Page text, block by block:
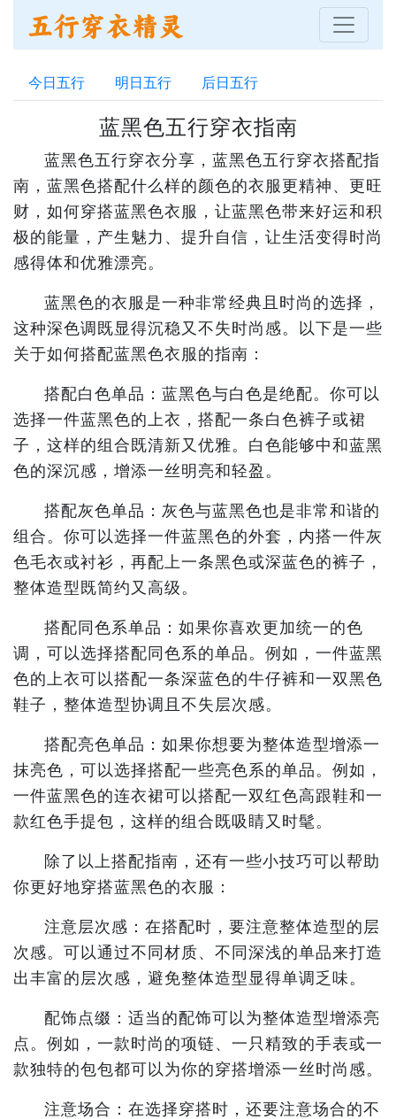
今日五行 明日五行 后日五行
蓝黑色五行穿衣指南
蓝黑色五行穿衣分享，蓝黑色五行穿衣搭配指
南，蓝黑色搭配什么样的颜色的衣服更精神、更旺
财，如何穿搭蓝黑色衣服，让蓝黑色带来好运和积
极的能量，产生魅力、提升自信，让生活变得时尚
感得体和优雅漂亮。
蓝黑色的衣服是一种非常经典且时尚的选择，
这种深色调既显得沉稳又不失时尚感。以下是一些
关于如何搭配蓝黑色衣服的指南：
搭配白色单品：蓝黑色与白色是绝配。你可以
选择一件蓝黑色的上衣，搭配一条白色裤子或裙
子，这样的组合既清新又优雅。白色能够中和蓝黑
色的深沉感，增添一丝明亮和轻盈。
搭配灰色单品：灰色与蓝黑色也是非常和谐的
组合。你可以选择一件蓝黑色的外套，内搭一件灰
色毛衣或衬衫，再配上一条黑色或深蓝色的裤子，
整体造型既简约又高级。
搭配同色系单品：如果你喜欢更加统一的色
调，可以选择搭配同色系的单品。例如，一件蓝黑
色的上衣可以搭配一条深蓝色的牛仔裤和一双黑色
鞋子，整体造型协调且不失层次感。
搭配亮色单品：如果你想要为整体造型增添一
抹亮色，可以选择搭配一些亮色系的单品。例如，
一件蓝黑色的连衣裙可以搭配一双红色高跟鞋和一
款红色手提包，这样的组合既吸睛又时髦。
除了以上搭配指南，还有一些小技巧可以帮助
你更好地穿搭蓝黑色的衣服：
注意层次感：在搭配时，要注意整体造型的层
次感。可以通过不同材质、不同深浅的单品来打造
出丰富的层次感，避免整体造型显得单调乏味。
配饰点缀：适当的配饰可以为整体造型增添亮
点。例如，一款时尚的项链、一只精致的手表或一
款独特的包包都可以为你的穿搭增添一丝时尚感。
注意场合：在选择穿搭时，还要注意场合的不